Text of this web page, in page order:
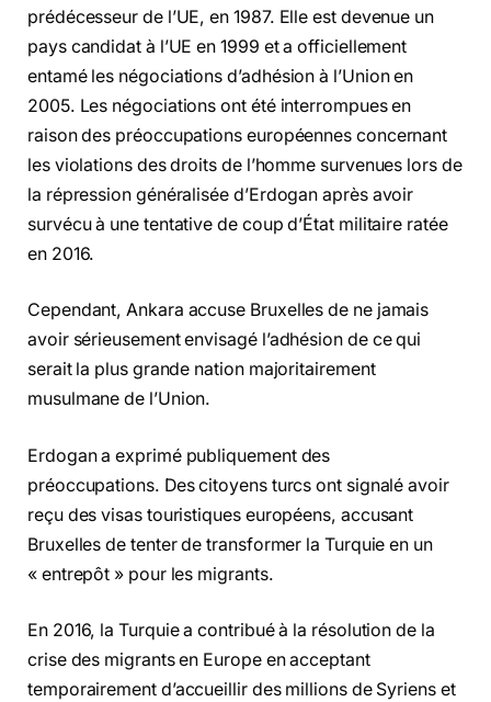
prédécesseur de l’UE, en 1987. Elle est devenue un
pays candidat à l’UE en 1999 et a officiellement
entamé les négociations d’adhésion à l’Union en
2005. Les négociations ont été interrompues en
raison des préoccupations européennes concernant
les violations des droits de l’homme survenues lors de
la répression généralisée d’Erdogan après avoir
survécu à une tentative de coup d’État militaire ratée
en 2016.
Cependant, Ankara accuse Bruxelles de ne jamais
avoir sérieusement envisagé l’adhésion de ce qui
serait la plus grande nation majoritairement
musulmane de l’Union.
Erdogan a exprimé publiquement des
préoccupations. Des citoyens turcs ont signalé avoir
reçu des visas touristiques européens, accusant
Bruxelles de tenter de transformer la Turquie en un
« entrepôt » pour les migrants.
En 2016, la Turquie a contribué à la résolution de la
crise des migrants en Europe en acceptant
temporairement d’accueillir des millions de Syriens et